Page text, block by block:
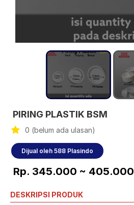
PIRING PLASTIK BSM
0 (belum ada ulasan)
Dijual oleh 588 Plasindo
Rp. 345.000 ~ 405.000
DESKRIPSI PRODUK